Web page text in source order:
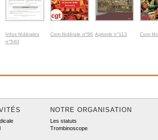
Infos fédérales
n°540
Com fédérale n°96 Aplomb n°113 Com
NOTRE ORGANISATION
Les statuts
Trombinoscope